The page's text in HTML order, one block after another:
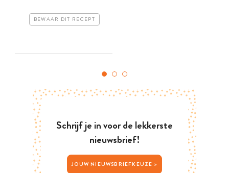
BEWAAR DIT RECEPT
Schrijf je in voor de lekkerste
nieuwsbrief!
JOUW NIEUWSBRIEFKEUZE >